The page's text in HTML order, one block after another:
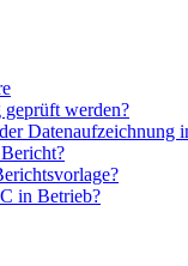
geprüft werden?
in Betrieb?